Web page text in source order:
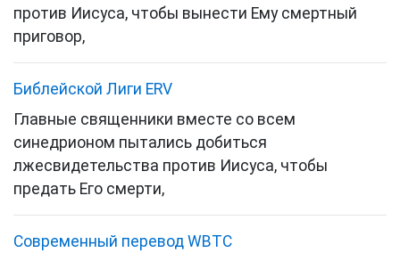
против Иисуса, чтобы вынести Ему смертный
приговор,
Библейской Лиги ERV
Главные священники вместе со всем
синедрионом пытались добиться
лжесвидетельства против Иисуса, чтобы
предать Его смерти,
Cовременный перевод WBTC